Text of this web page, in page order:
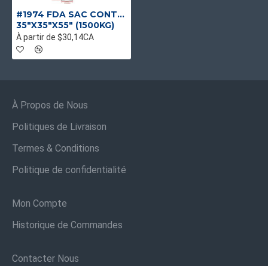
#1974 FDA SAC CONTENEUR J/G 39 UV UNIQUE
35"X35"X55" (1500KG)
À partir de $30,14CA
À Propos de Nous
Politiques de Livraison
Termes & Conditions
Politique de confidentialité
Mon Compte
Historique de Commandes
Contacter Nous